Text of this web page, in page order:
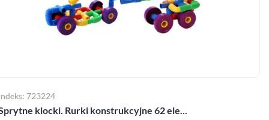
723224
klocki. Rurki konstrukcyjne 62 ele...